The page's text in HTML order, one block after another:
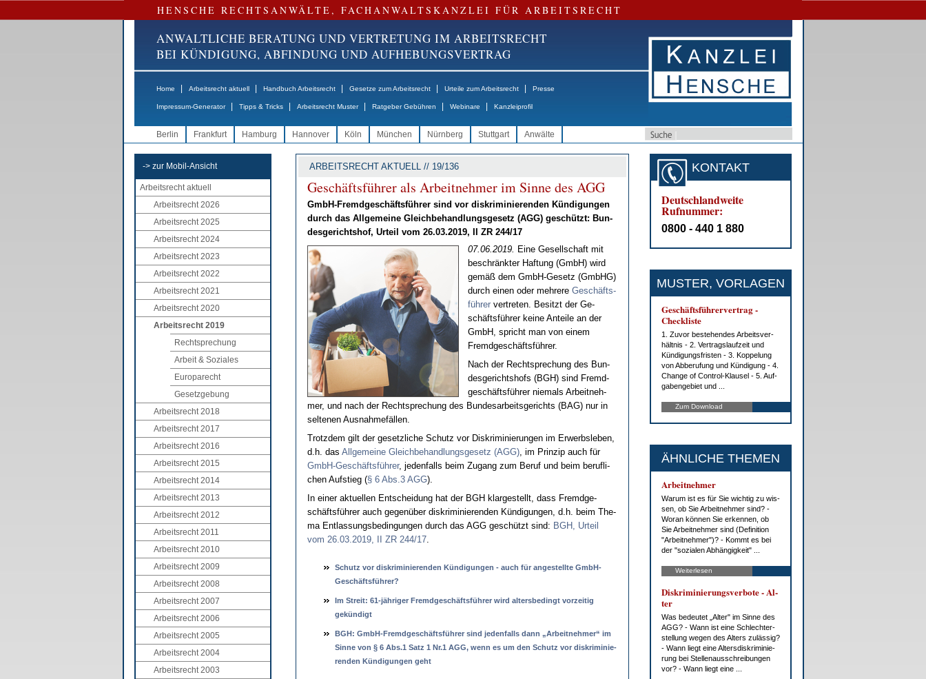
HENSCHE RECHTSANWÄLTE, FACHANWALTSKANZLEI FÜR ARBEITSRECHT
ANWALTLICHE BERATUNG UND VERTRETUNG IM ARBEITSRECHT
BEI KÜNDIGUNG, ABFINDUNG UND AUFHEBUNGSVERTRAG
Home Arbeitsrecht aktuell Handbuch Arbeitsrecht Gesetze zum Arbeitsrecht Urteile zum Arbeitsrecht Presse
Impressum-Generator Tipps & Tricks Arbeitsrecht Muster Ratgeber Gebühren Webinare Kanzleiprofil
Berlin Frankfurt Hamburg Hannover Köln München Nürnberg Stuttgart Anwälte
-> zur Mobil-Ansicht
Arbeitsrecht aktuell
Arbeitsrecht 2026
Arbeitsrecht 2025
Arbeitsrecht 2024
Arbeitsrecht 2023
Arbeitsrecht 2022
Arbeitsrecht 2021
Arbeitsrecht 2020
Arbeitsrecht 2019
Rechtsprechung
Arbeit & Soziales
Europarecht
Gesetzgebung
Arbeitsrecht 2018
Arbeitsrecht 2017
Arbeitsrecht 2016
Arbeitsrecht 2015
Arbeitsrecht 2014
Arbeitsrecht 2013
Arbeitsrecht 2012
Arbeitsrecht 2011
Arbeitsrecht 2010
Arbeitsrecht 2009
Arbeitsrecht 2008
Arbeitsrecht 2007
Arbeitsrecht 2006
Arbeitsrecht 2005
Arbeitsrecht 2004
Arbeitsrecht 2003
ARBEITSRECHT AKTUELL // 19/136
Ge­schäfts­füh­rer als Ar­beit­neh­mer im Sin­ne des AGG
GmbH-Fremd­ge­schäfts­füh­rer sind vor dis­kri­mi­nie­ren­den Kün­di­gun­gen
durch das All­ge­mei­ne Gleich­be­hand­lungs­ge­setz (AGG) ge­schützt: Bun­
des­ge­richts­hof, Ur­teil vom 26.03.2019, II ZR 244/17
07.06.2019. Ei­ne Ge­sell­schaft mit
be­schränk­ter Haf­tung (GmbH) wird
ge­mäß dem GmbH-Ge­setz (Gmb­HG)
durch ei­nen oder meh­re­re Ge­schäfts­
füh­rerver­tre­ten. Be­sitzt der Ge­
schäfts­füh­rer kei­ne An­tei­le an der
GmbH, spricht man von ei­nem
Fremd­ge­schäfts­füh­rer.
Nach der Recht­spre­chung des Bun­
des­ge­richts­hofs (BGH) sind Fremd­
ge­schäfts­füh­rer nie­mals Ar­beit­neh­
mer, und nach der Recht­spre­chung des Bun­des­ar­beits­ge­richts (BAG) nur in
sel­te­nen Aus­nah­me­fäl­len.
Trotz­dem gilt der ge­setz­li­che Schutz vor Dis­kri­mi­nie­run­gen im Er­werbs­le­ben,
d.h. das All­ge­mei­ne Gleich­be­hand­lungs­ge­setz (AGG), im Prin­zip auch für
GmbH-Ge­schäfts­füh­rer, je­den­falls beim Zu­gang zum Be­ruf und beim be­ruf­li­
chen Auf­stieg (§ 6 Abs.3 AGG).
In ei­ner ak­tu­el­len Ent­schei­dung hat der BGH klar­ge­stellt, dass Fremd­ge­
schäfts­füh­rer auch ge­gen­über dis­kri­mi­nie­ren­den Kün­di­gun­gen, d.h. beim The­
ma Ent­las­sungs­be­din­gun­gen durch das AGG ge­schützt sind: BGH, Ur­teil
vom 26.03.2019, II ZR 244/17.
Schutz vor dis­kri­mi­nie­ren­den Kündi­gun­gen - auch für an­ge­stell­te GmbH-
Geschäftsführer?
Im Streit: 61-jähri­ger Fremd­geschäftsführer wird al­ters­be­dingt vor­zei­tig
gekündigt
BGH: GmbH-Fremd­geschäftsführer sind je­den­falls dann „Ar­beit­neh­mer“ im
Sin­ne von § 6 Abs.1 Satz 1 Nr.1 AGG, wenn es um den Schutz vor dis­kri­mi­nie­
ren­den Kündi­gun­gen geht
KONTAKT
Deutschlandweite
Rufnummer:
0800 - 440 1 880
MUSTER, VORLAGEN
Ge­schäfts­füh­rer­ver­trag -
Check­lis­te
1. Zu­vor be­ste­hen­des Ar­beits­ver­
hält­nis - 2. Ver­trags­lauf­zeit und
Kün­di­gungs­fris­ten - 3. Kop­pe­lung
von Ab­be­ru­fung und Kün­di­gung - 4.
Chan­ge of Con­trol-Klau­sel - 5. Auf­
ga­ben­ge­biet und ...
Zum Download
ÄHNLICHE THEMEN
Ar­beit­neh­mer
War­um ist es für Sie wich­tig zu wis­
sen, ob Sie Ar­beit­neh­mer sind? -
Wor­an kön­nen Sie er­ken­nen, ob
Sie Ar­beit­neh­mer sind (De­fi­ni­ti­on
"Ar­beit­neh­mer")? - Kommt es bei
der "so­zia­len Ab­hän­gig­keit" ...
Weiterlesen
Dis­kri­mi­nie­rungs­ver­bo­te - Al­
ter
Was be­deu­tet „Al­ter" im Sin­ne des
AGG? - Wann ist ei­ne Schlech­ter­
stel­lung we­gen des Al­ters zu­läs­sig?
- Wann liegt ei­ne Al­ters­dis­kri­mi­nie­
rung bei Stel­len­aus­schrei­bun­gen
vor? - Wann liegt ei­ne ...